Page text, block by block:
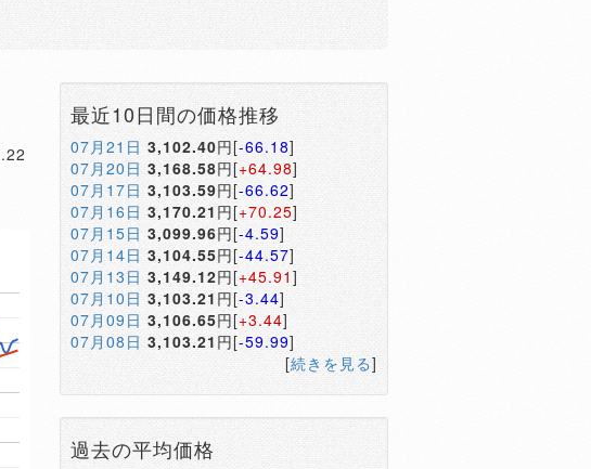
最近10日間の価格推移
07月21日 3,102.40円[-66.18]
07月20日 3,168.58円[+64.98]
07月17日 3,103.59円[-66.62]
07月16日 3,170.21 円[+70.25]
07月15日 3,099.96円[-4.59]
07月14日 3,104.55円[-44.57]
07月13日 3,149.12円[+45.91 ]
07月10日 3,103.21円[-3.44]
07月09日 3,106.65円[+3.44]
07月08日 3,103.21 円[-59.99]
[続きを見る]
過去の平均価格